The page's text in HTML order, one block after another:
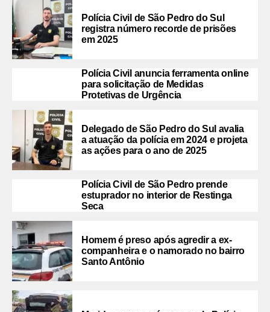
Polícia Civil de São Pedro do Sul
registra número recorde de prisões
em 2025
Polícia Civil anuncia ferramenta online
para solicitação de Medidas
Protetivas de Urgência
Delegado de São Pedro do Sul avalia
a atuação da polícia em 2024 e projeta
as ações para o ano de 2025
Polícia Civil de São Pedro prende
estuprador no interior de Restinga
Seca
Homem é preso após agredir a ex-
companheira e o namorado no bairro
Santo Antônio